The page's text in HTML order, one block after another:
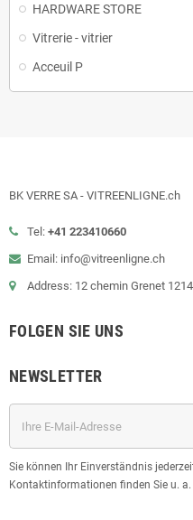
HARDWARE STORE
Vitrerie - vitrier
Acceuil P
BK VERRE SA - VITREENLIGNE.ch
Tel: +41 223410660
Email: info@vitreenligne.ch
Address: 12 chemin Grenet 1214
FOLGEN SIE UNS
NEWSLETTER
Sie können Ihr Einverständnis
Kontaktinformationen finden Sie u.